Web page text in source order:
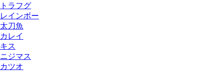
トラフグ
レインボー
太刀魚
カレイ
キス
ニジマス
カツオ